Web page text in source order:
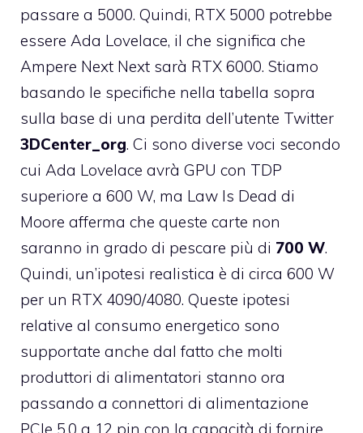
passare a 5000. Quindi, RTX 5000 potrebbe
essere Ada Lovelace, il che significa che
Ampere Next Next sarà RTX 6000. Stiamo
basando le specifiche nella tabella sopra
sulla base di una perdita dell’utente Twitter
3DCenter_org. Ci sono diverse voci secondo
cui Ada Lovelace avrà GPU con TDP
superiore a 600 W, ma Law Is Dead di
Moore afferma che queste carte non
saranno in grado di pescare più di 700 W.
Quindi, un’ipotesi realistica è di circa 600 W
per un RTX 4090/4080. Queste ipotesi
relative al consumo energetico sono
supportate anche dal fatto che molti
produttori di alimentatori stanno ora
passando a connettori di alimentazione